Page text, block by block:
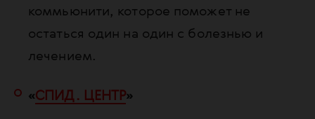
коммьюнити, которое поможет не
остаться один на один с болезнью и
лечением.
«СПИД. ЦЕНТР»